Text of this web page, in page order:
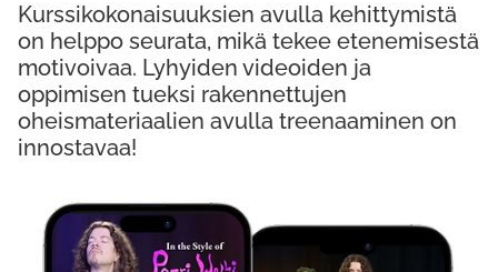
Kurssikokonaisuuksien avulla kehittymistä
on helppo seurata, mikä tekee etenemisestä
motivoivaa. Lyhyiden videoiden ja
oppimisen tueksi rakennettujen
oheismateriaalien avulla treenaaminen on
innostavaa!